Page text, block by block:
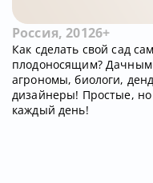
Россия, 20126+
Как сделать свой сад
плодоносящим?
агрономы, биологи,
дизайнеры! Простые,
каждый день!